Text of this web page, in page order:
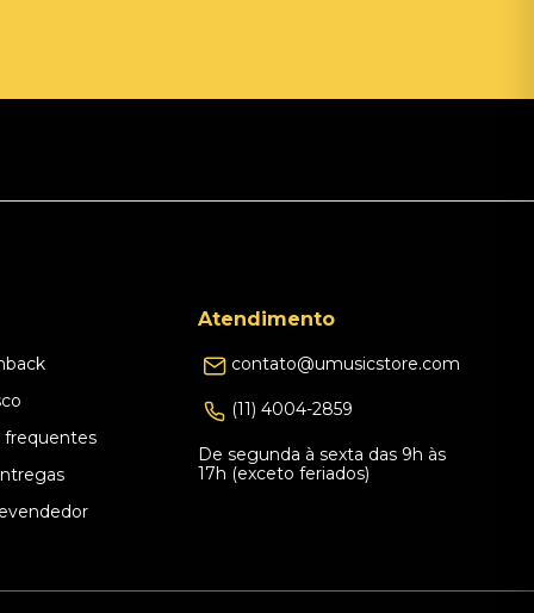
frequentes
Atendimento
contato@umusicstore.com
(11) 4004-2859
De segunda à sexta das 9h às
17h (exceto feriados)